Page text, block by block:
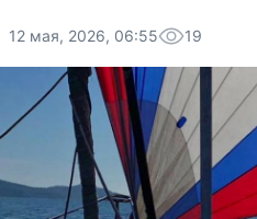
12 мая, 2026, 06:55 19